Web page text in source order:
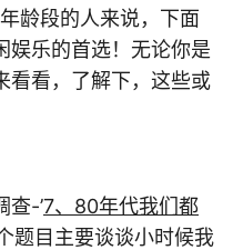
龄段的人来说，下面
娱乐的首选！无论你是
看看，了解下，这些或
查-’7、80年代我们都
题目主要谈谈小时候我